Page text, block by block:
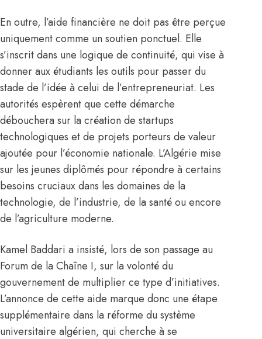
En outre, l’aide financière ne doit pas être perçue
uniquement comme un soutien ponctuel. Elle
s’inscrit dans une logique de continuité, qui vise à
donner aux étudiants les outils pour passer du
stade de l’idée à celui de l’entrepreneuriat. Les
autorités espèrent que cette démarche
débouchera sur la création de startups
technologiques et de projets porteurs de valeur
ajoutée pour l’économie nationale. L’Algérie mise
sur les jeunes diplômés pour répondre à certains
besoins cruciaux dans les domaines de la
technologie, de l’industrie, de la santé ou encore
de l’agriculture moderne.
Kamel Baddari a insisté, lors de son passage au
Forum de la Chaîne I, sur la volonté du
gouvernement de multiplier ce type d’initiatives.
L’annonce de cette aide marque donc une étape
supplémentaire dans la réforme du système
universitaire algérien, qui cherche à se